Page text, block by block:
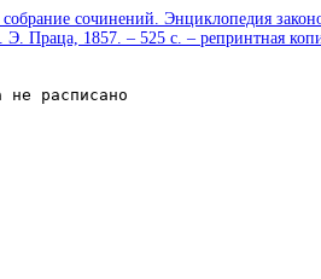
сочинений. Энциклопедия
Праца, 1857. – 525 с. – репринтная
не расписано